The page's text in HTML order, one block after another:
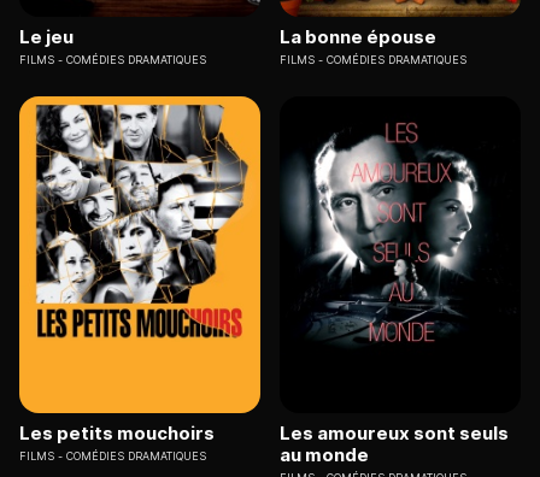
Le jeu
FILMS COMÉDIES DRAMATIQUES
La bonne épouse
FILMS COMÉDIES DRAMATIQUES
Les petits mouchoirs
FILMS COMÉDIES DRAMATIQUES
Les amoureux sont seuls
au monde